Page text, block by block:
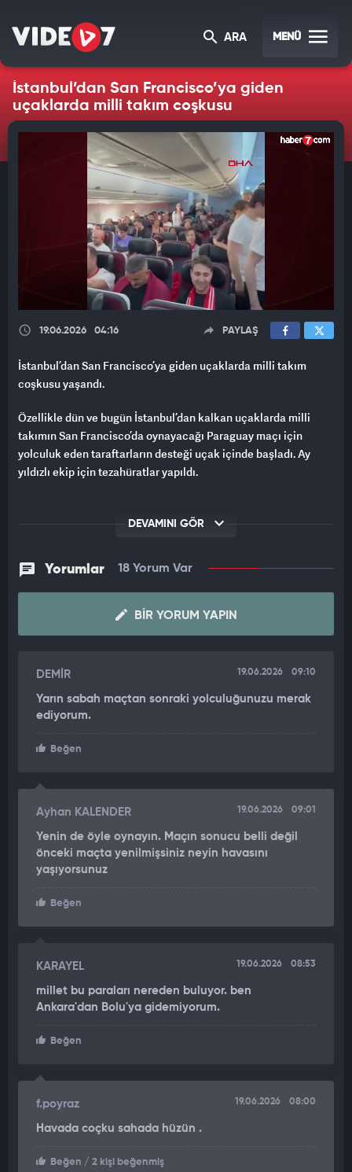
ARA MENÜ
İstanbul’dan San Francisco’ya giden
uçaklarda milli takım coşkusu
19.06.2026 04:16 PAYLAŞ
İstanbul’dan San Francisco’ya giden uçaklarda milli takım
coşkusu yaşandı.
Özellikle dün ve bugün İstanbul’dan kalkan uçaklarda milli
takımın San Francisco’da oynayacağı Paraguay maçı için
yolculuk eden taraftarların desteği uçak içinde başladı. Ay
yıldızlı ekip için tezahüratlar yapıldı.
DEVAMINI GÖR
Yorumlar 18 Yorum Var
BIR YORUM YAPIN
DEMİR 19.06.2026 09:10
Yarın sabah maçtan sonraki yolculuğunuzu merak
ediyorum.
Beğen
Ayhan KALENDER 19.06.2026 09:01
Yenin de öyle oynayın. Maçın sonucu belli değil
önceki maçta yenilmişsiniz neyin havasını
yaşıyorsunuz
Beğen
KARAYEL 19.06.2026 08:53
millet bu paraları nereden buluyor. ben
Ankara'dan Bolu'ya gidemiyorum.
Beğen
f.poyraz 19.06.2026 08:00
Havada coçku sahada hüzün .
Beğen / 2 kişi beğenmiş